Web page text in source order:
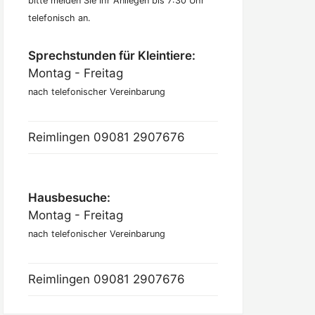
telefonisch an.
Sprechstunden für Kleintiere:
Montag - Freitag
nach telefonischer Vereinbarung
Reimlingen 09081 2907676
Hausbesuche:
Montag - Freitag
nach telefonischer Vereinbarung
Reimlingen 09081 2907676